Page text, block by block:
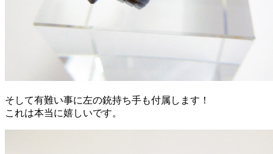
そして有難い事に左の銃持ち手も付属します！
これは本当に嬉しいです。